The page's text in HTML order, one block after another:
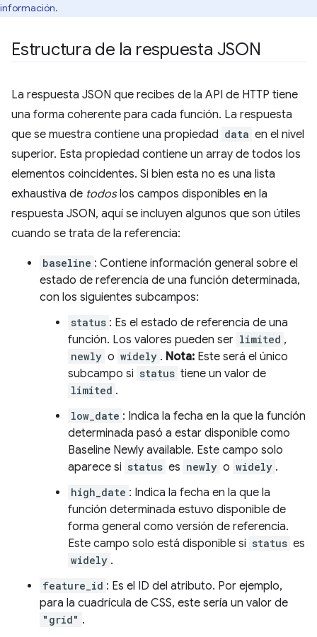
información.
Estructura de la respuesta JSON
La respuesta JSON que recibes de la API de HTTP tiene
una forma coherente para cada función. La respuesta
que se muestra contiene una propiedad data en el nivel
superior. Esta propiedad contiene un array de todos los
elementos coincidentes. Si bien esta no es una lista
exhaustiva de todoslos campos disponibles en la
respuesta JSON, aquí se incluyen algunos que son útiles
cuando se trata de la referencia:
baseline : Contiene información general sobre el
estado de referencia de una función determinada,
con los siguientes subcampos:
status : Es el estado de referencia de una
función. Los valores pueden ser limited ,
newly o widely . Nota: Este será el único
subcampo si status tiene un valor de
limited .
low_date : Indica la fecha en la que la función
determinada pasó a estar disponible como
Baseline Newly available. Este campo solo
aparece si status es newly o widely .
high_date : Indica la fecha en la que la
función determinada estuvo disponible de
forma general como versión de referencia.
Este campo solo está disponible si status es
widely .
feature_id : Es el ID del atributo. Por ejemplo,
para la cuadrícula de CSS, este sería un valor de
"grid" .